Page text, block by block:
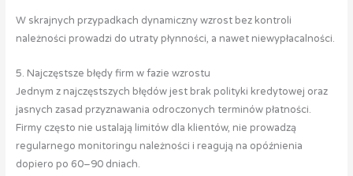
W skrajnych przypadkach dynamiczny wzrost bez kontroli
należności prowadzi do utraty płynności, a nawet niewypłacalności.
5. Najczęstsze błędy firm w fazie wzrostu
Jednym z najczęstszych błędów jest brak polityki kredytowej oraz
jasnych zasad przyznawania odroczonych terminów płatności.
Firmy często nie ustalają limitów dla klientów, nie prowadzą
regularnego monitoringu należności i reagują na opóźnienia
dopiero po 60–90 dniach.